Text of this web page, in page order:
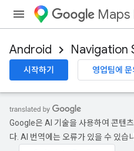
Maps
Android Navigation
시작하기 영업팀에 문
Google은 AI 기술을 사용하여 콘텐
다. AI 번역에는 오류가 있을 수 있습